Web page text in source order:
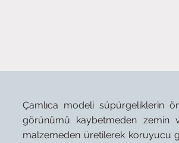
Çamlıca modeli süpürgeliklerin
görünümü kaybetmeden zemin
malzemeden üretilerek koruyucu